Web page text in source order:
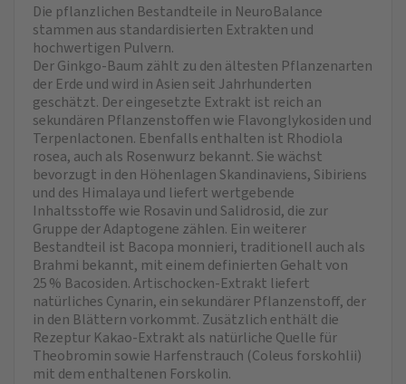
Die pflanzlichen Bestandteile in NeuroBalance
stammen aus standardisierten Extrakten und
hochwertigen Pulvern.
Der Ginkgo-Baum zählt zu den ältesten Pflanzenarten
der Erde und wird in Asien seit Jahrhunderten
geschätzt. Der eingesetzte Extrakt ist reich an
sekundären Pflanzenstoffen wie Flavonglykosiden und
Terpenlactonen. Ebenfalls enthalten ist Rhodiola
rosea, auch als Rosenwurz bekannt. Sie wächst
bevorzugt in den Höhenlagen Skandinaviens, Sibiriens
und des Himalaya und liefert wertgebende
Inhaltsstoffe wie Rosavin und Salidrosid, die zur
Gruppe der Adaptogene zählen. Ein weiterer
Bestandteil ist Bacopa monnieri, traditionell auch als
Brahmi bekannt, mit einem definierten Gehalt von
25 % Bacosiden. Artischocken-Extrakt liefert
natürliches Cynarin, ein sekundärer Pflanzenstoff, der
in den Blättern vorkommt. Zusätzlich enthält die
Rezeptur Kakao-Extrakt als natürliche Quelle für
Theobromin sowie Harfenstrauch (Coleus forskohlii)
mit dem enthaltenen Forskolin.